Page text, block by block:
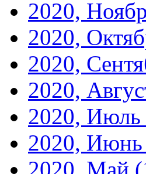
2020,
2020,
2020,
2020,
2020, Июль
2020, Июнь
2020, Май